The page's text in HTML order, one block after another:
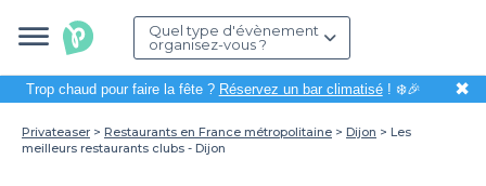
Quel type d'évènement
organisez-vous ?
Trop chaud pour faire la fête ? Réservez un bar climatisé! ❄️🎉 ✖
Privateaser Restaurants en France métropolitaine Dijon
Les
meilleurs restaurants clubs - Dijon